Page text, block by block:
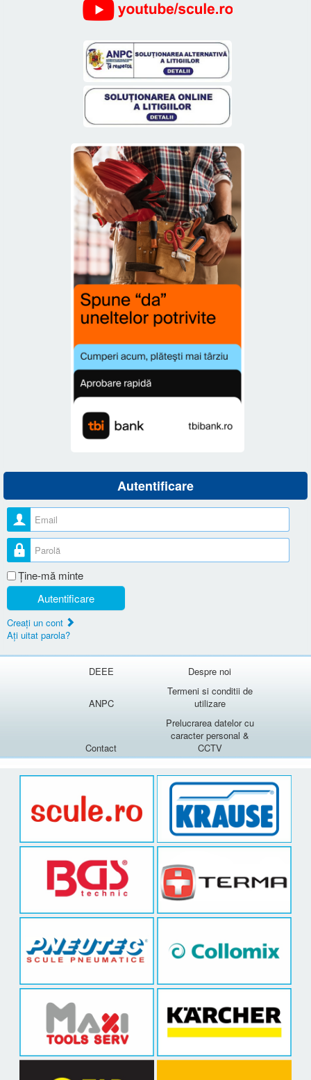
Autentificare
Nume utilizator
Parolă
Ţine-mă minte
Autentificare
Creaţi un cont
Aţi uitat parola?
DEEE Despre noi
ANPC
Termeni si conditii de
utilizare
Contact
Prelucrarea datelor cu
caracter personal &
CCTV